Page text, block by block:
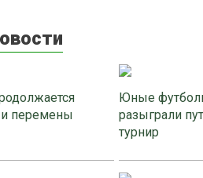
и перемены
Юные
разыграли
турнир